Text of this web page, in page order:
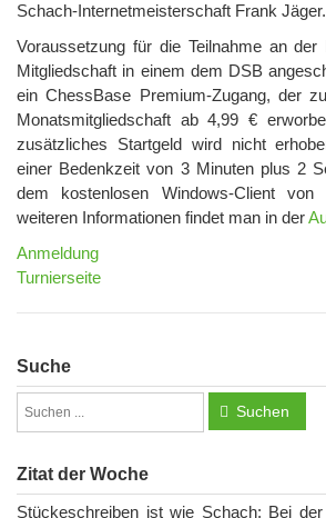
Schach-Internetmeisterschaft Frank Jäger.
Voraussetzung für die Teilnahme an
Mitgliedschaft in einem dem DSB
ein ChessBase Premium-Zugang, der
Monatsmitgliedschaft ab 4,99 €
zusätzliches Startgeld wird nicht
einer Bedenkzeit von 3 Minuten plus 2
dem kostenlosen Windows-Client von
weiteren Informationen findet man in der
Anmeldung
Turnierseite
Suche
Suchen
Zitat der Woche
Stückeschreiben ist wie Schach: Bei